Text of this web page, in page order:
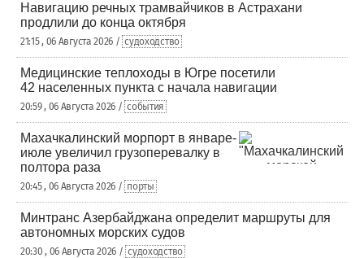
Навигацию речных трамвайчиков в Астрахани
продлили до конца октября
21:15 , 06 Августа 2026 / судоходство
Медицинские теплоходы в Югре посетили
42 населенных пункта с начала навигации
20:59 , 06 Августа 2026 / события
Махачкалинский морпорт в январе-
июле увеличил грузоперевалку в
полтора раза
20:45 , 06 Августа 2026 / порты
Минтранс Азербайджана определит маршруты для
автономных морских судов
20:30 , 06 Августа 2026 / судоходство